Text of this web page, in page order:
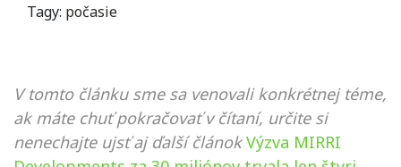
Tagy: počasie
V tomto článku sme sa venovali konkrétnej téme,
ak máte chuť pokračovať v čítaní, určite si
nenechajte ujsť aj ďalší článok Výzva MIRRI